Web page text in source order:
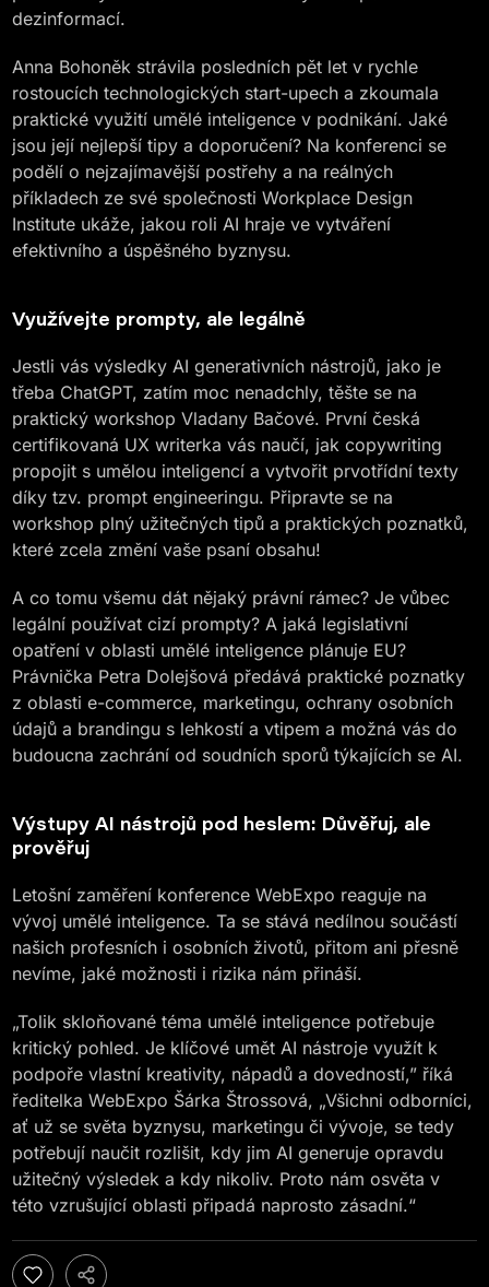
dezinformací.
Anna Bohoněk strávila posledních pět let v rychle
rostoucích technologických start-upech a zkoumala
praktické využití umělé inteligence v podnikání. Jaké
jsou její nejlepší tipy a doporučení? Na konferenci se
podělí o nejzajímavější postřehy a na reálných
příkladech ze své společnosti Workplace Design
Institute ukáže, jakou roli AI hraje ve vytváření
efektivního a úspěšného byznysu.
Využívejte prompty, ale legálně
Jestli vás výsledky AI generativních nástrojů, jako je
třeba ChatGPT, zatím moc nenadchly, těšte se na
praktický workshop Vladany Bačové. První česká
certifikovaná UX writerka vás naučí, jak copywriting
propojit s umělou inteligencí a vytvořit prvotřídní texty
díky tzv. prompt engineeringu. Připravte se na
workshop plný užitečných tipů a praktických poznatků,
které zcela změní vaše psaní obsahu!
A co tomu všemu dát nějaký právní rámec? Je vůbec
legální používat cizí prompty? A jaká legislativní
opatření v oblasti umělé inteligence plánuje EU?
Právnička Petra Dolejšová předává praktické poznatky
z oblasti e-commerce, marketingu, ochrany osobních
údajů a brandingu s lehkostí a vtipem a možná vás do
budoucna zachrání od soudních sporů týkajících se AI.
Výstupy AI nástrojů pod heslem: Důvěřuj, ale
prověřuj
Letošní zaměření konference WebExpo reaguje na
vývoj umělé inteligence. Ta se stává nedílnou součástí
našich profesních i osobních životů, přitom ani přesně
nevíme, jaké možnosti i rizika nám přináší.
„Tolik skloňované téma umělé inteligence potřebuje
kritický pohled. Je klíčové umět AI nástroje využít k
podpoře vlastní kreativity, nápadů a dovedností,” říká
ředitelka WebExpo Šárka Štrossová, „Všichni odborníci,
ať už se světa byznysu, marketingu či vývoje, se tedy
potřebují naučit rozlišit, kdy jim AI generuje opravdu
užitečný výsledek a kdy nikoliv. Proto nám osvěta v
této vzrušující oblasti připadá naprosto zásadní.“